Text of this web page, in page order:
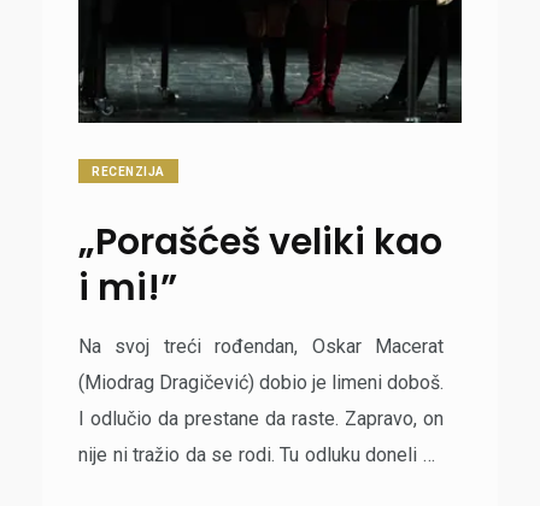
RECENZIJA
„Porašćeš veliki kao
i mi!”
Na svoj treći rođendan, Oskar Macerat
(Miodrag Dragičević) dobio je limeni doboš.
I odlučio da prestane da raste. Zapravo, on
nije ni tražio da se rodi. Tu odluku doneli su